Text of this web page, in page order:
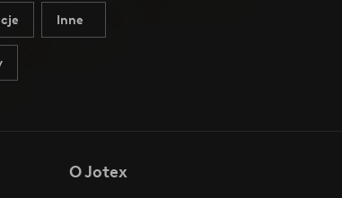
Inne
O Jotex